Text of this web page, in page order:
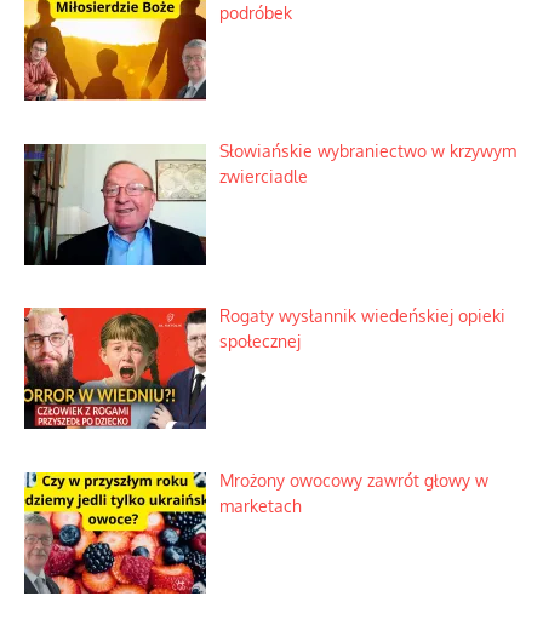
podróbek
Słowiańskie wybraniectwo w krzywym
zwierciadle
Rogaty wysłannik wiedeńskiej opieki
społecznej
Mrożony owocowy zawrót głowy w
marketach